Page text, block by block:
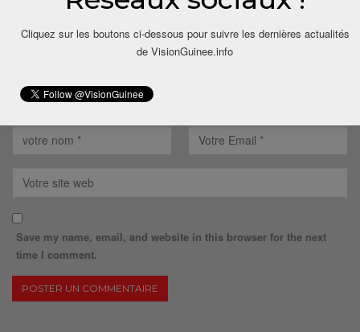
Save my name, email, and website in this browser for the next
time I comment.
Cliquez sur les boutons ci-dessous pour suivre les dernières actualités
de VisionGuinee.info